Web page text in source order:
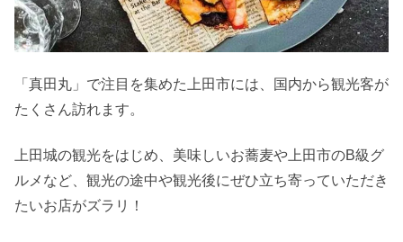
「真田丸」で注目を集めた上田市には、国内から観光客が
たくさん訪れます。
上田城の観光をはじめ、美味しいお蕎麦や上田市のB級グ
ルメなど、観光の途中や観光後にぜひ立ち寄っていただき
たいお店がズラリ！